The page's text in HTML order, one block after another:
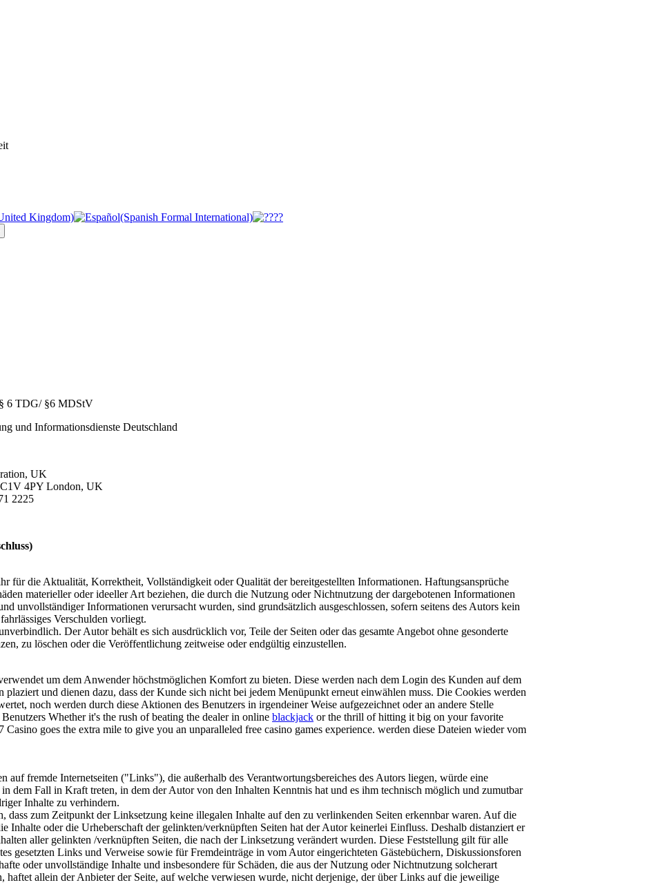
6 TDG/ §6 MDStV
und Informationsdienste Deutschland
UK
4PY London, UK
2225
für die Aktualität, Korrektheit, Vollständigkeit oder Qualität der bereitgestellten Informationen. Haftungsansprüche
materieller oder ideeller Art beziehen, die durch die Nutzung oder Nichtnutzung der dargebotenen Informationen
unvollständiger Informationen verursacht wurden, sind grundsätzlich ausgeschlossen, sofern seitens des Autors kein
Verschulden vorliegt.
Der Autor behält es sich ausdrücklich vor, Teile der Seiten oder das gesamte Angebot ohne gesonderte
zu löschen oder die Veröffentlichung zeitweise oder endgültig einzustellen.
um dem Anwender höchstmöglichen Komfort zu bieten. Diese werden nach dem Login des Kunden auf dem
plaziert und dienen dazu, dass der Kunde sich nicht bei jedem Menüpunkt erneut einwählen muss. Die Cookies werden
noch werden durch diese Aktionen des Benutzers in irgendeiner Weise aufgezeichnet oder an andere Stelle
Whether it's the rush of beating the dealer in online blackjack or the thrill of hitting it big on your favorite
Casino goes the extra mile to give you an unparalleled free casino games experience. werden diese Dateien wieder vom
auf fremde Internetseiten ("Links"), die außerhalb des Verantwortungsbereiches des Autors liegen, würde eine
dem Fall in Kraft treten, in dem der Autor von den Inhalten Kenntnis hat und es ihm technisch möglich und zumutbar
Inhalte zu verhindern.
dass zum Zeitpunkt der Linksetzung keine illegalen Inhalte auf den zu verlinkenden Seiten erkennbar waren. Auf die
Inhalte oder die Urheberschaft der gelinkten/verknüpften Seiten hat der Autor keinerlei Einfluss. Deshalb distanziert er
aller gelinkten /verknüpften Seiten, die nach der Linksetzung verändert wurden. Diese Feststellung gilt für alle
gesetzten Links und Verweise sowie für Fremdeinträge in vom Autor eingerichteten Gästebüchern, Diskussionsforen
oder unvollständige Inhalte und insbesondere für Schäden, die aus der Nutzung oder Nichtnutzung solcherart
haftet allein der Anbieter der Seite, auf welche verwiesen wurde, nicht derjenige, der über Links auf die jeweilige